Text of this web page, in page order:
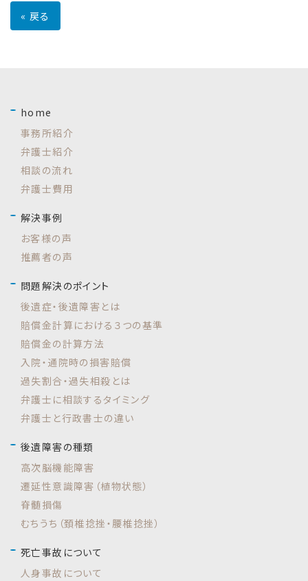
« 戻る
home
事務所紹介
弁護士紹介
相談の流れ
弁護士費用
解決事例
お客様の声
推薦者の声
問題解決のポイント
後遺症・後遺障害とは
賠償金計算における３つの基準
賠償金の計算方法
入院・通院時の損害賠償
過失割合・過失相殺とは
弁護士に相談するタイミング
弁護士と行政書士の違い
後遺障害の種類
高次脳機能障害
遷延性意識障害（植物状態）
脊髄損傷
むちうち（頚椎捻挫・腰椎捻挫）
死亡事故について
人身事故について